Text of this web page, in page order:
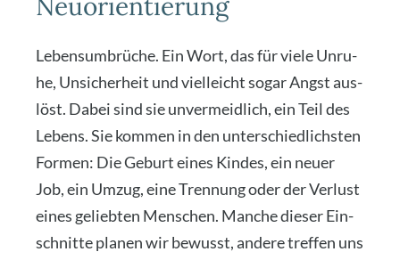
Lebens­um­brü­che. Ein Wort, das für vie­le Unru­
he, Unsi­cher­heit und viel­leicht sogar Angst aus­
löst. Dabei sind sie unver­meid­lich, ein Teil des
Lebens. Sie kom­men in den unter­schied­lichs­ten
For­men: Die Geburt eines Kin­des, ein neu­er
Job, ein Umzug, eine Tren­nung oder der Ver­lust
eines gelieb­ten Men­schen. Man­che die­ser Ein­
schnit­te pla­nen wir bewusst, ande­re tref­fen uns